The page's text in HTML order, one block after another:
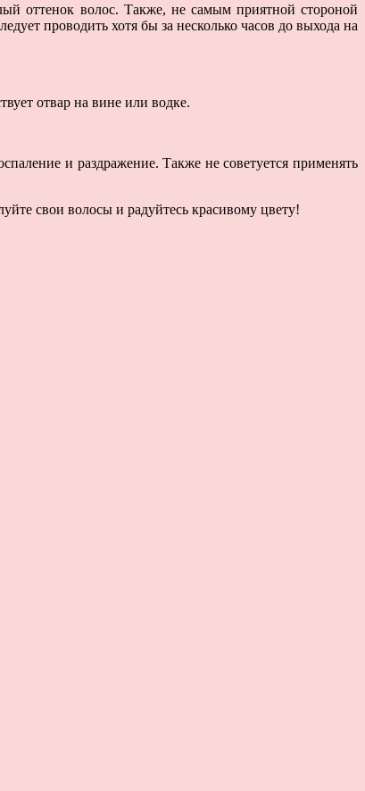
оттенок волос. Также, не самым приятной стороной
проводить хотя бы за несколько часов до выхода на
отвар на вине или водке.
и раздражение. Также не советуется применять
свои волосы и радуйтесь красивому цвету!